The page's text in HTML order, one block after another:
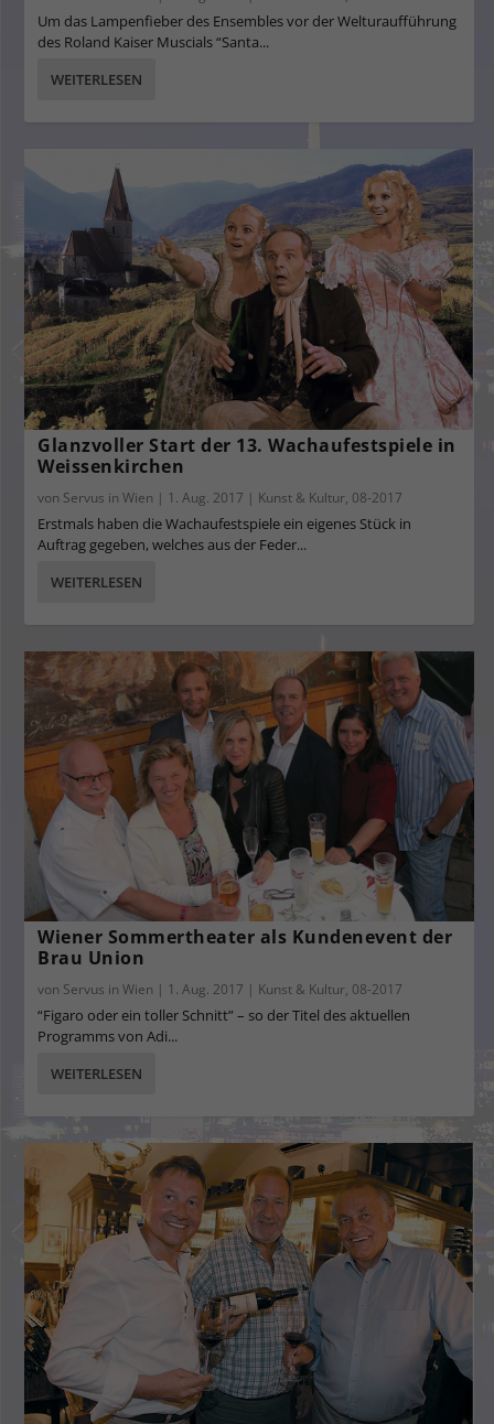
Um das Lampenfieber des Ensembles vor der Welturaufführung
des Roland Kaiser Muscials “Santa...
WEITERLESEN
Glanzvoller Start der 13. Wachaufestspiele in
Weissenkirchen
von Servus in Wien | 1. Aug. 2017 | Kunst & Kultur, 08-2017
Erstmals haben die Wachaufestspiele ein eigenes Stück in
Auftrag gegeben, welches aus der Feder...
WEITERLESEN
Wiener Sommertheater als Kundenevent der
Brau Union
von Servus in Wien | 1. Aug. 2017 | Kunst & Kultur, 08-2017
“Figaro oder ein toller Schnitt” – so der Titel des aktuellen
Programms von Adi...
WEITERLESEN